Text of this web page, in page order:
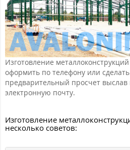
Изготовление
оформить по телефону или сделать
предварительный просчет выслав
электронную почту.
Изготовление
несколько советов: